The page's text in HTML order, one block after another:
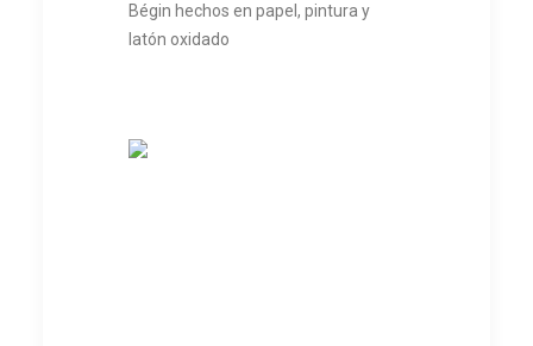
Bégin hechos en papel, pintura y
latón oxidado